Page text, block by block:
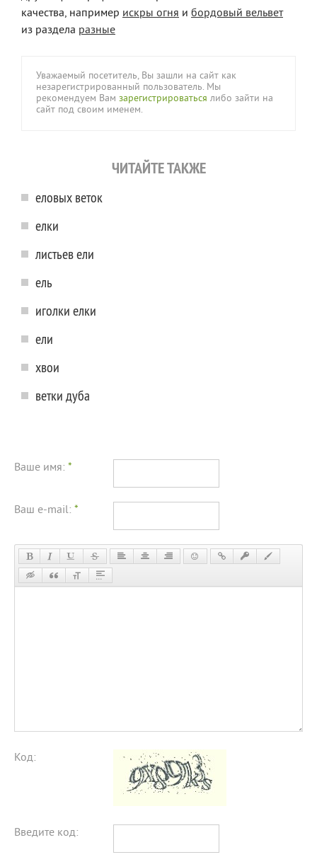
качества, например искры огня и бордовый вельвет
из раздела разные
Уважаемый посетитель, Вы зашли на сайт как
незарегистрированный пользователь. Мы
рекомендуем Вам зарегистрироваться либо зайти на
сайт под своим именем.
ЧИТАЙТЕ ТАКЖЕ
еловых веток
елки
листьев ели
ель
иголки елки
ели
хвои
ветки дуба
Ваше имя: *
Ваш e-mail: *
Код:
Введите код: